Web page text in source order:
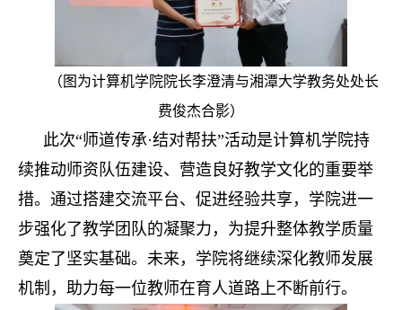
（图为计算机学院院长李澄清与湘潭大学教务处处长
费俊杰合影）
此次“师道传承·结对帮扶”活动是计算机学院持
续推动师资队伍建设、营造良好教学文化的重要举
措。通过搭建交流平台、促进经验共享，学院进一
步强化了教学团队的凝聚力，为提升整体教学质量
奠定了坚实基础。未来，学院将继续深化教师发展
机制，助力每一位教师在育人道路上不断前行。